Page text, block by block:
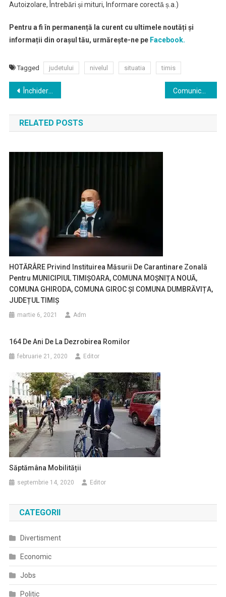
Autoizolare, Întrebări și mituri, Informare corectă ș.a.)
Pentru a fi în permanență la curent cu ultimele noutăți și
informații din orașul tău, urmărește-ne peFacebook.
Tagged judetului nivelul situatia timis
Navigare
în
articole
Închidere Pasaj Michelangelo
RELATED POSTS
HOTĂRÂRE Privind Instituirea Măsurii De Carantinare Zonală
Pentru MUNICIPIUL TIMIȘOARA, COMUNA MOȘNIȚA NOUĂ,
COMUNA GHIRODA, COMUNA GIROC ȘI COMUNA DUMBRĂVIȚA,
JUDEȚUL TIMIȘ
martie 6, 2021 Adm
164 De Ani De La Dezrobirea Romilor
februarie 21, 2020 Editor
Săptămâna Mobilității
septembrie 14, 2020 Editor
CATEGORII
Divertisment
Economic
Jobs
Politic